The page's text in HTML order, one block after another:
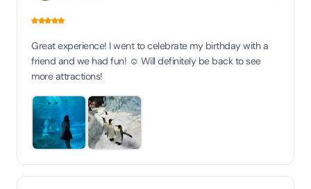
Great experience! I went to celebrate my birthday with a
friend and we had fun! ☺️ Will definitely be back to see
more attractions!